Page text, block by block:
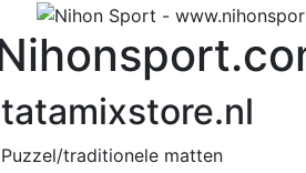
tatamixstore.nl
Puzzel/traditionele matten